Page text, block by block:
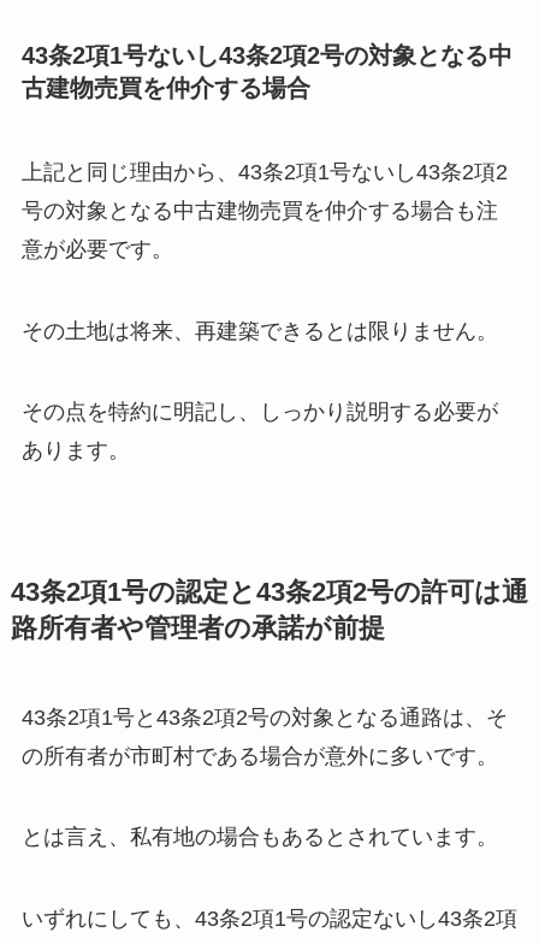
43条2項1号ないし43条2項2号の対象となる中
古建物売買を仲介する場合
上記と同じ理由から、43条2項1号ないし43条2項2
号の対象となる中古建物売買を仲介する場合も注
意が必要です。
その土地は将来、再建築できるとは限りません。
その点を特約に明記し、しっかり説明する必要が
あります。
43条2項1号の認定と43条2項2号の許可は通
路所有者や管理者の承諾が前提
43条2項1号と43条2項2号の対象となる通路は、そ
の所有者が市町村である場合が意外に多いです。
とは言え、私有地の場合もあるとされています。
いずれにしても、43条2項1号の認定ないし43条2項